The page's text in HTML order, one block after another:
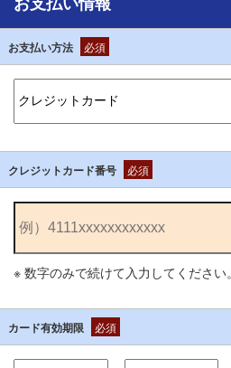
お支払い方法 必須
クレジットカード番号 必須
※ 数字のみで続けて入力してください。
カード有効期限 必須